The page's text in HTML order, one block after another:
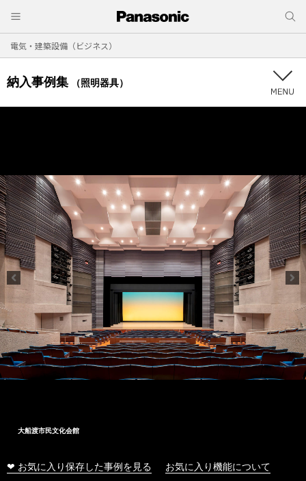
電気・建築設備（ビジネス）
納入事例集 （照明器具）
大船渡市民文化会館
❤ お気に入り保存した事例を見る お気に入り機能について